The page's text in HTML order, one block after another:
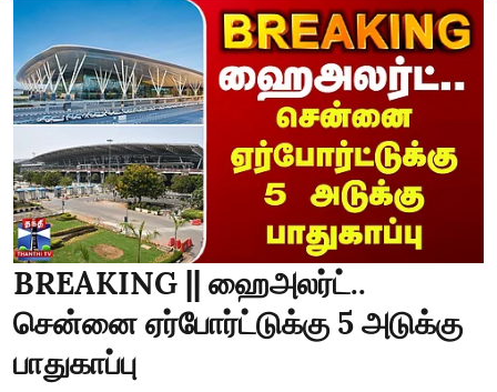
BREAKING || ஹைஅலர்ட்..
சென்னை ஏர்போர்ட்டுக்கு 5 அடுக்கு
பாதுகாப்பு